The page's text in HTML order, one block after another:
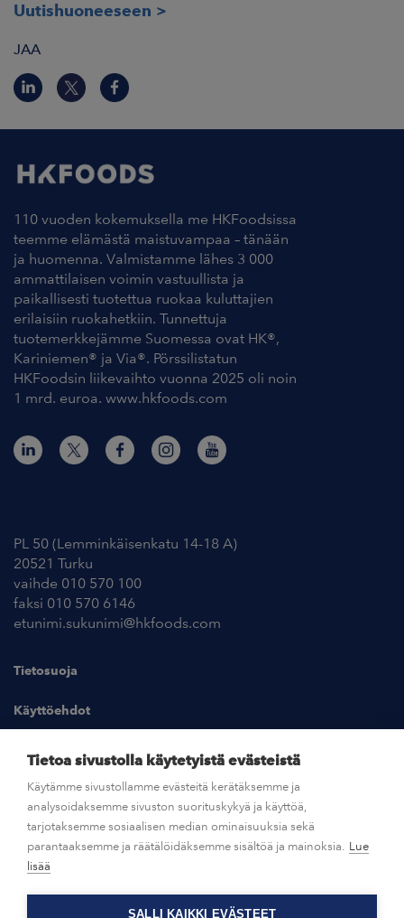
Uutishuoneeseen
JAA
110 vuoden kokemuksella me HKFoodsissa
teemme elämästä maistuvampaa – tänään
ja huomenna. Valmistamme lähes 3 000
ammattilaisen voimin vastuullista ja
paikallisesti tuotettua ruokaa kuluttajien
erilaisiin ruokahetkiin. Tunnettuja
tuotemerkkejämme Suomessa ovat HK®,
Kariniemen® ja Via®. Pörssilistatun
HKFoodsin liikevaihto vuonna 2025 oli noin
1 mrd. euroa. www.hkfoods.com
PL 50 (Lemminkäisenkatu 14-18 A)
20521 Turku
vaihde 010 570 100
faksi 010 570 6146
etunimi.sukunimi@hkfoods.com
Tietosuoja
Käyttöehdot
Kuvapankki
UUTISHUONE
Tietoa sivustolla käytetyistä evästeistä
Käytämme sivustollamme evästeitä kerätäksemme ja
analysoidaksemme sivuston suorituskykyä ja käyttöä,
tarjotaksemme sosiaalisen median ominaisuuksia sekä
parantaaksemme ja räätälöidäksemme sisältöä ja mainoksia. Lue
lisää
SALLI KAIKKI EVÄSTEET